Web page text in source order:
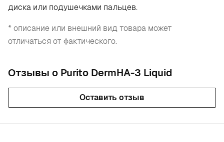
диска или подушечками пальцев.
* описание или внешний вид товара может
отличаться от фактического.
Отзывы о Purito DermHA-3 Liquid
Оставить отзыв